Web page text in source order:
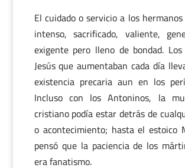
El cuidado o servicio a los
intenso, sacrificado, valiente,
exigente pero lleno de bondad.
Jesús que aumentaban cada día
existencia precaria aun en los
Incluso con los Antoninos, la
cristiano podía estar detrás de
o acontecimiento; hasta el estoico
pensó que la paciencia de los
era fanatismo.